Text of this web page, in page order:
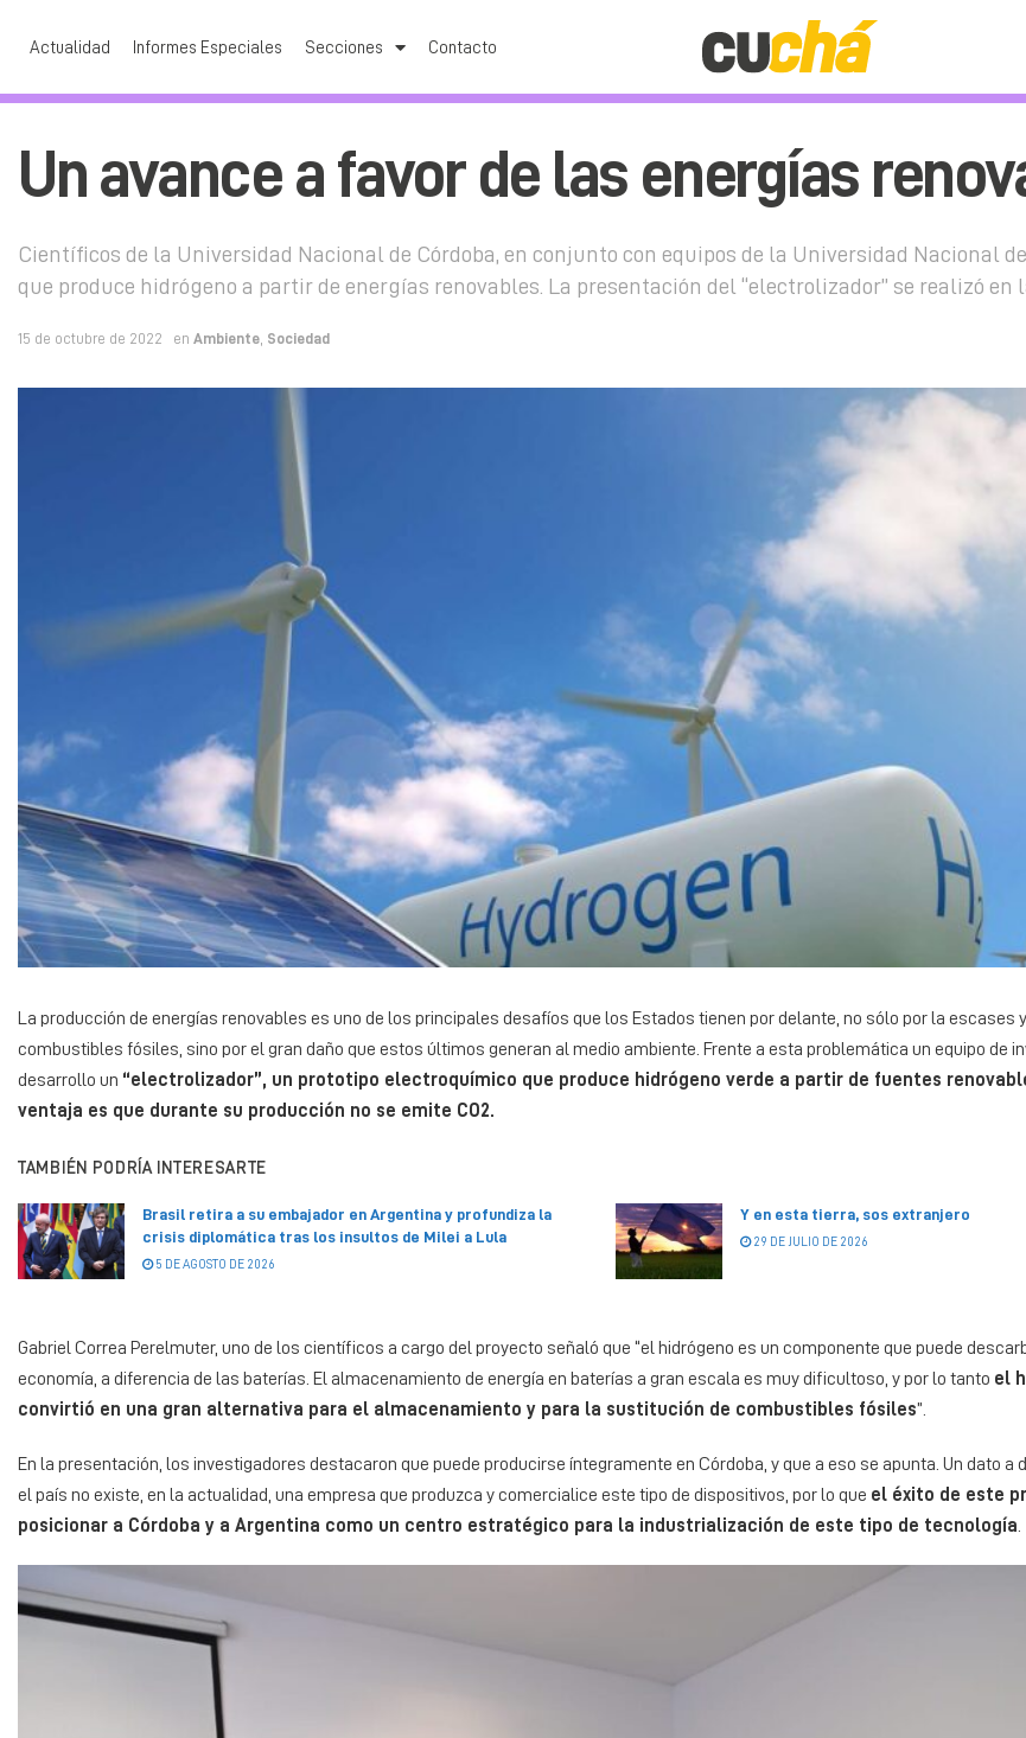
Actualidad Informes Especiales Secciones Contacto
Un avance a favor de las energías
Científicos de la Universidad Nacional de Córdoba, en conjunto con equipos de la Universidad Nacional
que produce hidrógeno a partir de energías renovables. La presentación del “electrolizador” se realizó en
15 de octubre de 2022 en Ambiente Sociedad
La producción de energías renovables es uno de los principales desafíos que los Estados tienen por delante, no sólo por la escases
combustibles fósiles, sino por el gran daño que estos últimos generan al medio ambiente. Frente a esta problemática un equipo de
desarrollo un “electrolizador”, un prototipo electroquímico que produce hidrógeno verde a partir de fuentes
ventaja es que durante su producción no se emite CO2.
TAMBIÉN PODRÍA INTERESARTE
Brasil retira a su embajador en Argentina y profundiza la
crisis diplomática tras los insultos de Milei a Lula
5 DE AGOSTO DE 2026
Y en esta tierra, sos extranjero
29 DE JULIO DE 2026
Gabriel Correa Perelmuter, uno de los científicos a cargo del proyecto señaló que “el hidrógeno es un componente que puede
economía, a diferencia de las baterías. El almacenamiento de energía en baterías a gran escala es muy dificultoso, y por lo tanto el
convirtió en una gran alternativa para el almacenamiento y para la sustitución de combustibles fósiles”.
En la presentación, los investigadores destacaron que puede producirse íntegramente en Córdoba, y que a eso se apunta. Un dato a
el país no existe, en la actualidad, una empresa que produzca y comercialice este tipo de dispositivos, por lo que el éxito de este
posicionar a Córdoba y a Argentina como un centro estratégico para la industrialización de este tipo de tecnología